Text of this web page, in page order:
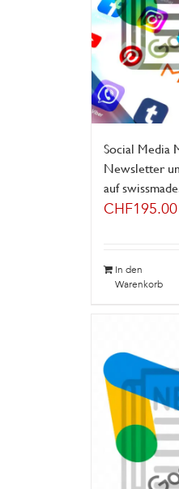
Social Media
Newsletter
auf
CHF195.00
In den
Warenkorb